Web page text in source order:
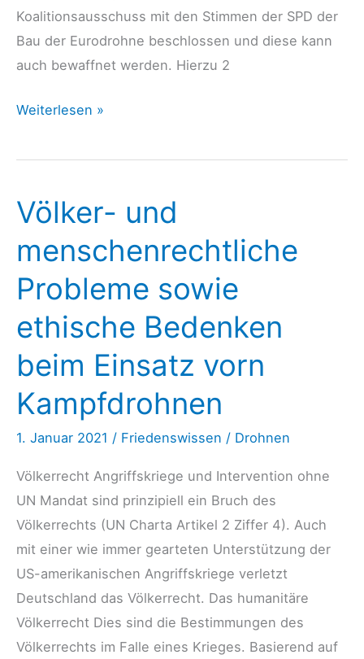
Koalitionsausschuss mit den Stimmen der SPD der
Bau der Eurodrohne beschlossen und diese kann
auch bewaffnet werden. Hierzu 2
Koalitionsausschuss
den
der
Weiterlesen »
Völker- und
menschenrechtliche
Probleme sowie
ethische Bedenken
beim Einsatz vorn
Kampfdrohnen
1. Januar 2021 / Friedenswissen / Drohnen
Völkerrecht Angriffskriege und Intervention ohne
UN Mandat sind prinzipiell ein Bruch des
Völkerrechts (UN Charta Artikel 2 Ziffer 4). Auch
mit einer wie immer gearteten Unterstützung der
US-amerikanischen Angriffskriege verletzt
Deutschland das Völkerrecht. Das humanitäre
Völkerrecht Dies sind die Bestimmungen des
Völkerrechts im Falle eines Krieges. Basierend auf